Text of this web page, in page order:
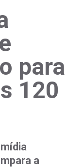
para
120
a